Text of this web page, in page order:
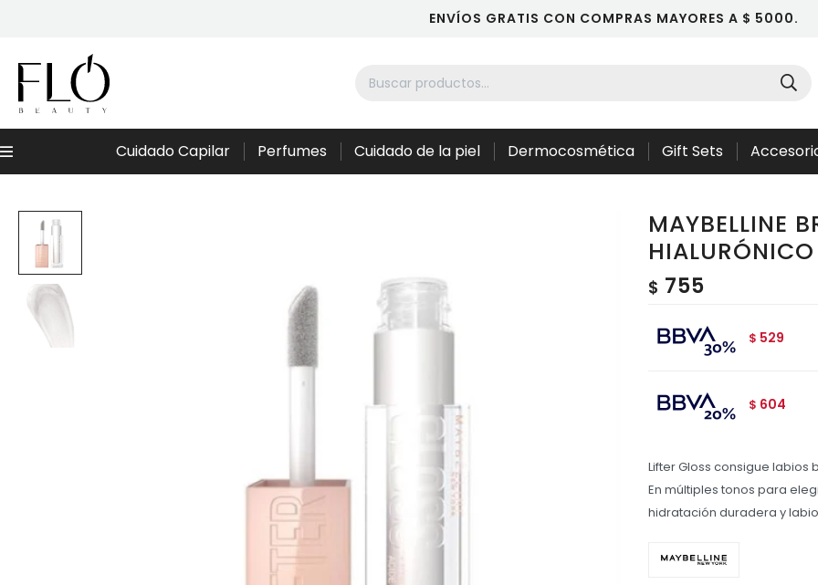
ENVÍOS GRATIS CON COMPRAS MAYORES A $ 5000.
Menú Cuidado Capilar Perfumes Cuidado de la piel Dermocosmética Gift Sets
MAYBELLINE
HIALURÓNICO
$ 755
$ 529
$ 604
Lifter Gloss consigue
En múltiples tonos para
hidratación duradera y